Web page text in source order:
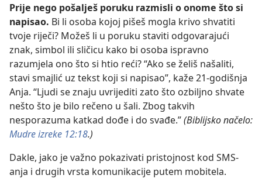
Prije nego pošalješ poruku razmisli o onome što si
napisao. Bi li osoba kojoj pišeš mogla krivo shvatiti
tvoje riječi? Možeš li u poruku staviti odgovarajući
znak, simbol ili sličicu kako bi osoba ispravno
razumjela ono što si htio reći? “Ako se želiš našaliti,
stavi smajlić uz tekst koji si napisao”, kaže 21-godišnja
Anja. “Ljudi se znaju uvrijediti zato što ozbiljno shvate
nešto što je bilo rečeno u šali. Zbog takvih
nesporazuma katkad dođe i do svađe.”(Biblijsko načelo:
Mudre izreke 12:18.)
Dakle, jako je važno pokazivati pristojnost kod SMS-
anja i drugih vrsta komunikacije putem mobitela.